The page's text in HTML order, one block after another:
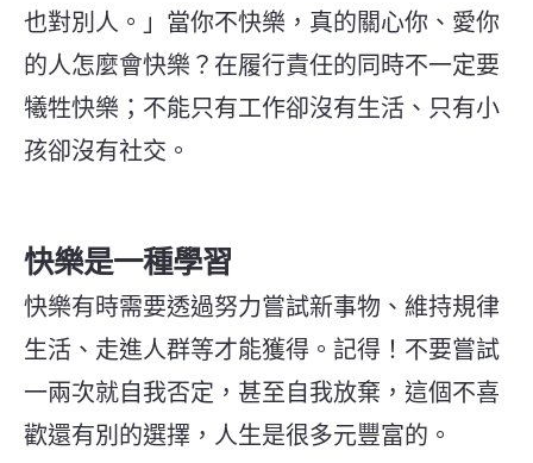
也對別人。」當你不快樂，真的關心你、愛你
的人怎麼會快樂？在履行責任的同時不一定要
犧牲快樂；不能只有工作卻沒有生活、只有小
孩卻沒有社交。
快樂是一種學習
快樂有時需要透過努力嘗試新事物、維持規律
生活、走進人群等才能獲得。記得！不要嘗試
一兩次就自我否定，甚至自我放棄，這個不喜
歡還有別的選擇，人生是很多元豐富的。